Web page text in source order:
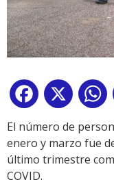
Facebook
X
El número de
enero y marzo fue
último trimestre
COVID.